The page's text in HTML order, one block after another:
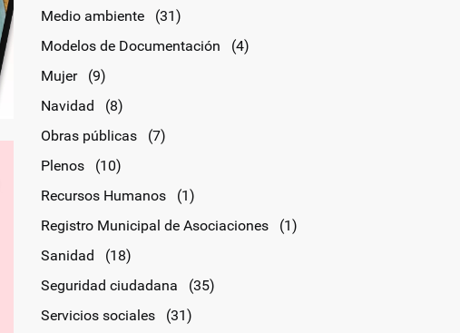
Medio ambiente
(31)
Modelos de Documentación
(4)
Mujer
(9)
Navidad
(8)
Obras públicas
(7)
Plenos
(10)
Recursos Humanos
(1)
Registro Municipal de Asociaciones
(1)
Sanidad
(18)
Seguridad ciudadana
(35)
Servicios sociales
(31)